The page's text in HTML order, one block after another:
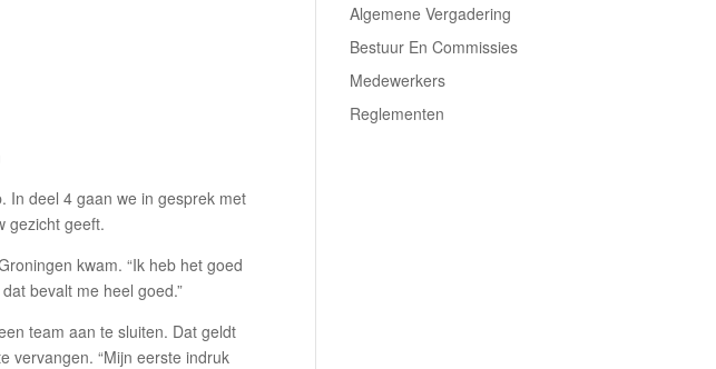
In deel 4 gaan we in gesprek met
gezicht geeft.
kwam. “Ik heb het goed
bevalt me heel goed.”
team aan te sluiten. Dat geldt
vervangen. “Mijn eerste indruk
Algemene Vergadering
Bestuur En Commissies
Medewerkers
Reglementen